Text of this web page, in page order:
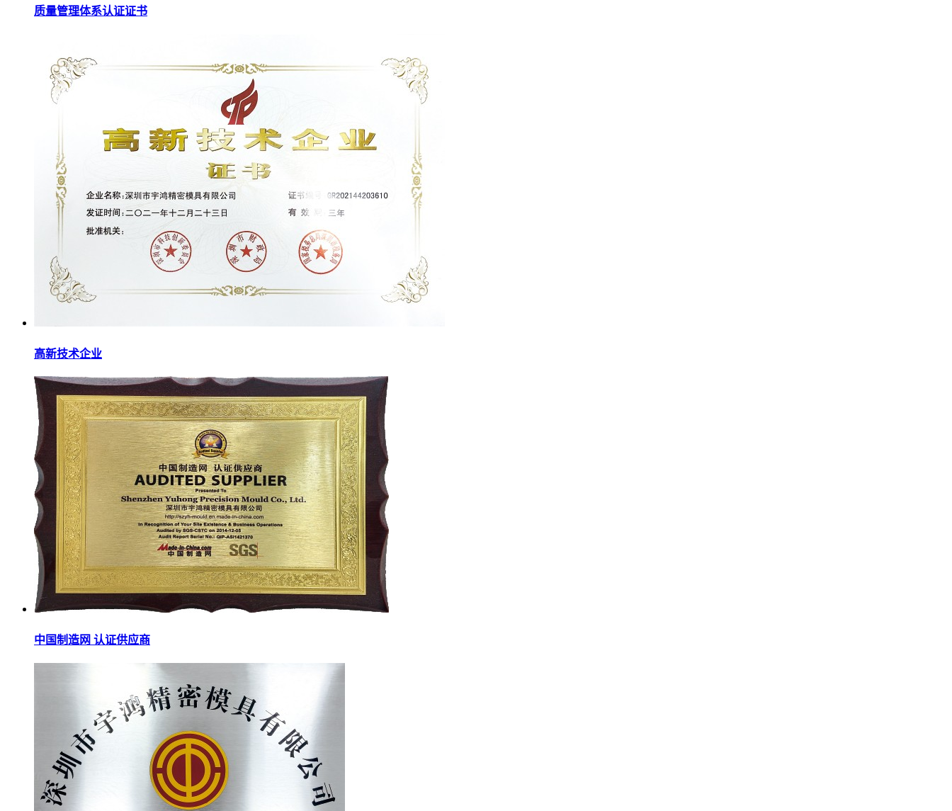
质量管理体系认证证书
高新技术企业
中国制造网 认证供应商